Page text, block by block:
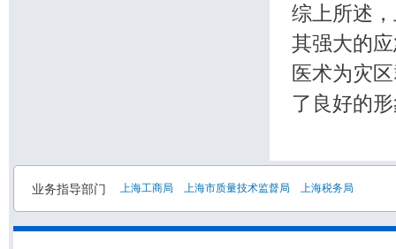
综上所述
其强大的
医术为灾
了良好的
业务指导部门 上海工商局 上海市质量技术监督局 上海税务局